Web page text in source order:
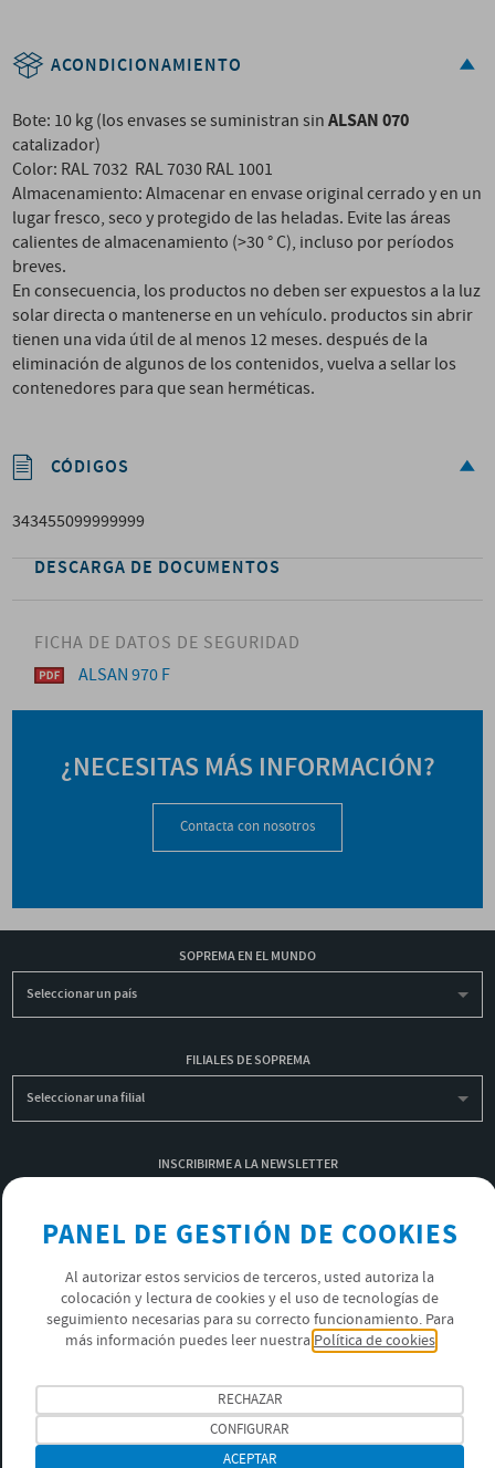
ACONDICIONAMIENTO
Bote: 10 kg (los envases se suministran sinALSAN 070
catalizador)
Color: RAL 7032 RAL 7030 RAL 1001
Almacenamiento: Almacenar en envase original cerrado y en un
lugar fresco, seco y protegido de las heladas. Evite las áreas
calientes de almacenamiento (>30 ° C), incluso por períodos
breves.
En consecuencia, los productos no deben ser expuestos a la luz
solar directa o mantenerse en un vehículo. productos sin abrir
tienen una vida útil de al menos 12 meses. después de la
eliminación de algunos de los contenidos, vuelva a sellar los
contenedores para que sean herméticas.
CÓDIGOS
343455099999999
DESCARGA DE DOCUMENTOS
FICHA DE DATOS DE SEGURIDAD
ALSAN 970 F
¿NECESITAS MÁS INFORMACIÓN?
Contacta con nosotros
SOPREMA EN EL MUNDO
Seleccionar un país
FILIALES DE SOPREMA
Seleccionar una filial
INSCRIBIRME A LA NEWSLETTER
POLÍTICA DE PRIVACIDAD
ÚNETE AL EQUIPO SOPREMA
PANEL DE GESTIÓN DE COOKIES
Al autorizar estos servicios de terceros, usted autoriza la
colocación y lectura de cookies y el uso de tecnologías de
seguimiento necesarias para su correcto funcionamiento. Para
más información puedes leer nuestra Política de cookies
RECHAZAR
CONFIGURAR
ACEPTAR